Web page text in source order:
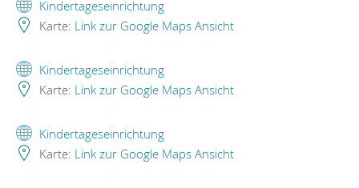
Kindertageseinrichtung
Karte: Link zur Google Maps Ansicht
Kindertageseinrichtung
Karte: Link zur Google Maps Ansicht
Kindertageseinrichtung
Karte: Link zur Google Maps Ansicht